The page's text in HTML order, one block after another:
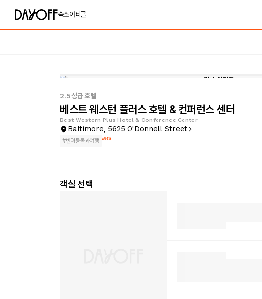
숙소아티클
2.5성급 호텔
베스트 웨스턴 플러스 호텔 & 컨퍼런스 센터
Best Western Plus Hotel & Conference Center
Baltimore, 5625 O'Donnell Street
#반려동물과여행 Beta
객실 선택